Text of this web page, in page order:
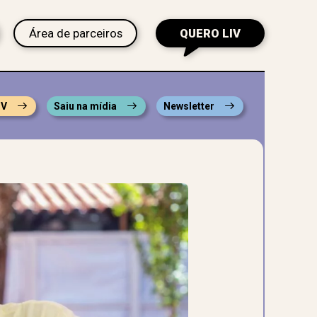
Área de parceiros QUERO LIV
Saiu na mídia Newsletter